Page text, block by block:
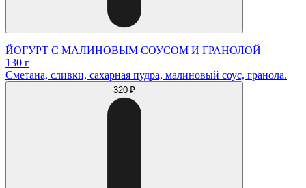
ЙОГУРТ С МАЛИНОВЫМ СОУСОМ И ГРАНОЛОЙ
130 г
Сметана, сливки, сахарная пудра, малиновый соус, гранола.
320 ₽